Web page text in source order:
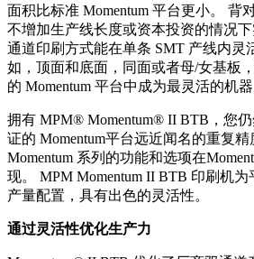
面积比标准 Momentum 平台更小。 背
不增加生产线长度或资本投资的情况
通道印刷方式能在单条 SMT 产线内灵
如，顶面和底面，同面或者母/女基板
的 Momentum 平台中成为最灵活的机器
拥有 MPM® Momentum® II BTB，您
证的 Momentum平台远近闻名的重复
Momentum 系列的功能和选项在
现。 MPM Momentum II BTB 印刷机
产量配置，具有出色的灵活性。
通过灵活性优化生产力